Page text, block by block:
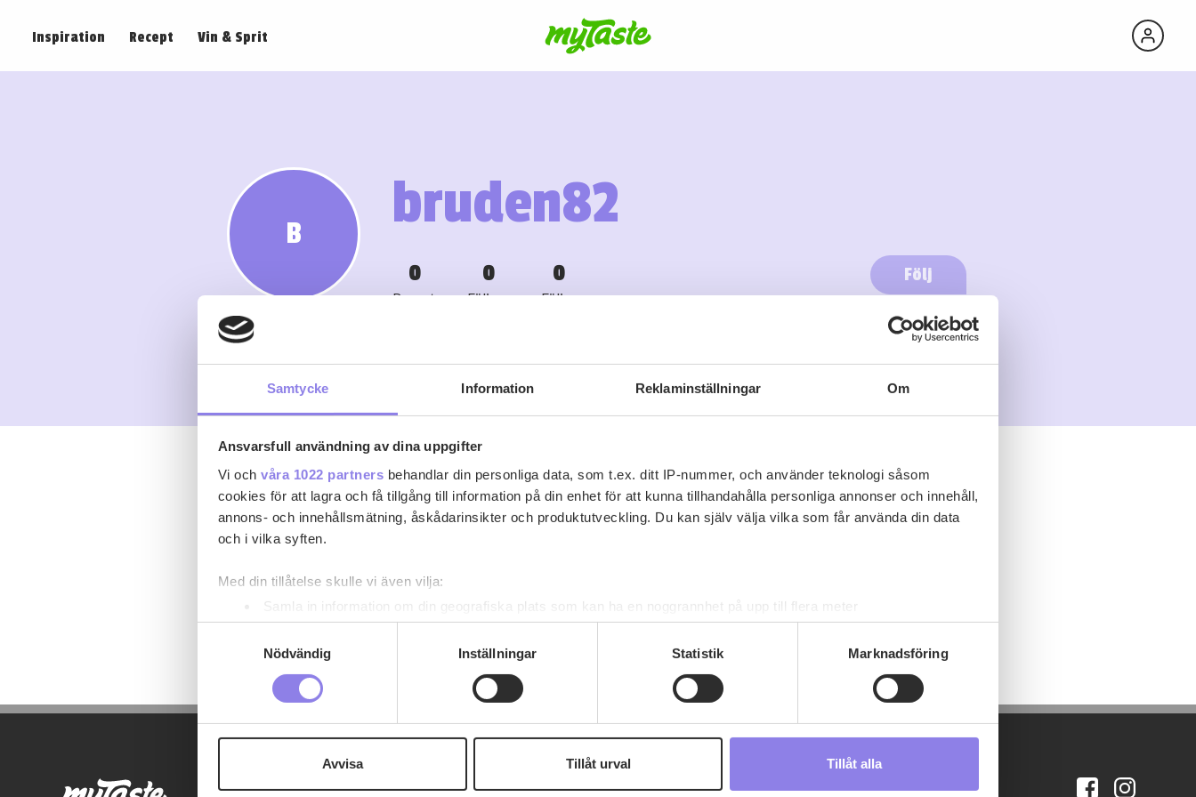
Samtycke Information Reklaminställningar Om
Ansvarsfull användning av dina uppgifter
Vi och våra 1022 partners behandlar din personliga data, som t.ex. ditt IP-nummer, och använder teknologi såsom
cookies för att lagra och få tillgång till information på din enhet för att kunna tillhandahålla personliga annonser och innehåll,
annons- och innehållsmätning, åskådarinsikter och produktutveckling. Du kan själv välja vilka som får använda din data
och i vilka syften.
Med din tillåtelse skulle vi även vilja:
Samla in information om din geografiska plats som kan ha en noggrannhet på upp till flera meter
Identifiera din enhet genom att aktivt skanna den för specifika kännetecken (fingeravtryck)
Ta reda på mer om hur dina personliga uppgifter behandlas och ställ in dina preferenser i
detaljsektionen. Du kan ändra
eller dra tillbaka ditt samtycke när som helst från cookie-förklaringen.
eller äldre. Genom att besöka webbplatsen intygar du att du är 25 år eller äldre.
Nödvändig
Inställningar Statistik Marknadsföring
Avvisa Tillåt urval Tillåt alla
Inspiration Recept Vin & Sprit
B bruden82
0
Recept
0
Följare
0
Följer
Följ
Logga in för att följa
bruden82 har inga recept ännu